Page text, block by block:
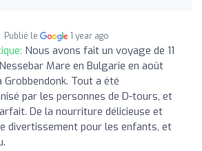
Publié le 1 year ago
Nous avons fait un voyage de 11
Mare en Bulgarie en août
Tout a été
par les personnes de D-tours, et
De la nourriture délicieuse et
divertissement pour les enfants, et